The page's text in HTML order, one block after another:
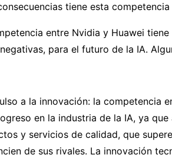
tiene esta
entre Nvidia y Huawei
para el futuro de la IA.
a la innovación: la competencia
en la industria de la IA, ya
y servicios de calidad, que
de sus rivales. La innovación